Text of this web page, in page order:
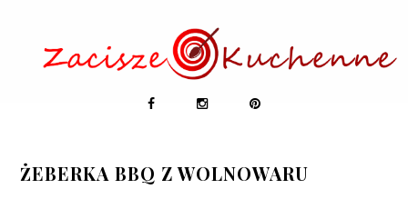
ŻEBERKA BBQ Z WOLNOWARU